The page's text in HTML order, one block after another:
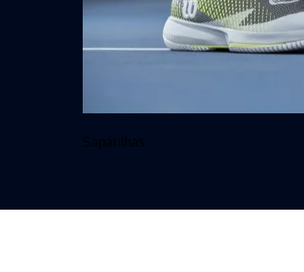
Sapatilhas